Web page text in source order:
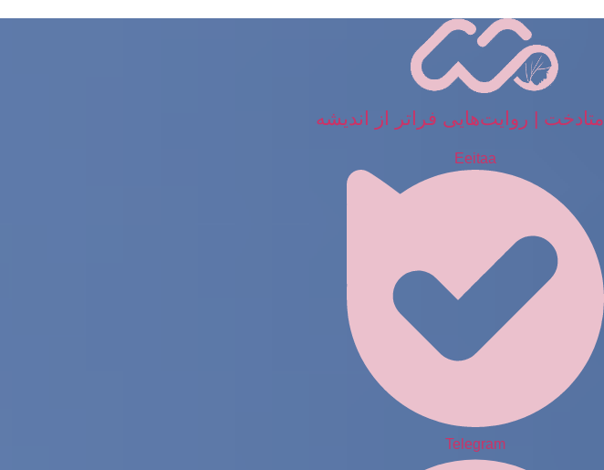
متادخت | روایت‌هایی فراتر از اندیشه
Eeitaa
Telegram